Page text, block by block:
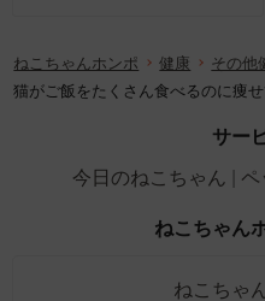
ねこちゃんホンポ 健康
その他
猫がご飯をたくさん食べるのに痩
サー
今日のねこちゃん
ペ
ねこちゃん
ねこちゃ